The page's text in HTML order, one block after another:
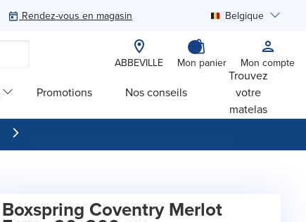
Rendez-vous en magasin Belgique
ABBEVILLE Mon panier Mon compte
Promotions Nos conseils
Trouvez
votre
matelas
Boxspring Coventry Merlot